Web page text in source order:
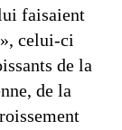
faisaient
celui-ci
de la
de la